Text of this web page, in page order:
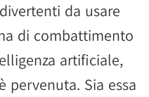
da usare
di combattimento
artificiale,
pervenuta. Sia essa